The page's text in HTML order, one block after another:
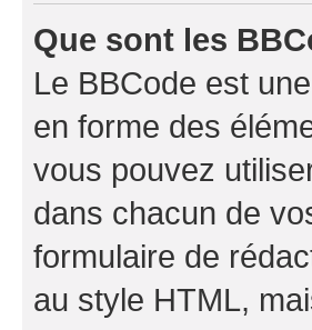
Que sont les
Le BBCode est
en forme des
vous pouvez
dans chacun de
formulaire de
au style HTML,